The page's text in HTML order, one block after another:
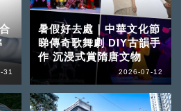
31
暑假好去處｜中華文化節
睇傳奇歌舞劇 DIY古韻手
作 沉浸式賞隋唐文物
2026-07-12